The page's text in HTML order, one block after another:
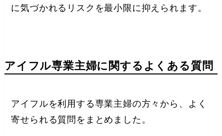
に気づかれるリスクを最小限に抑えられます。
アイフル専業主婦に関するよくある質問
アイフルを利用する専業主婦の方々から、よく
寄せられる質問をまとめました。